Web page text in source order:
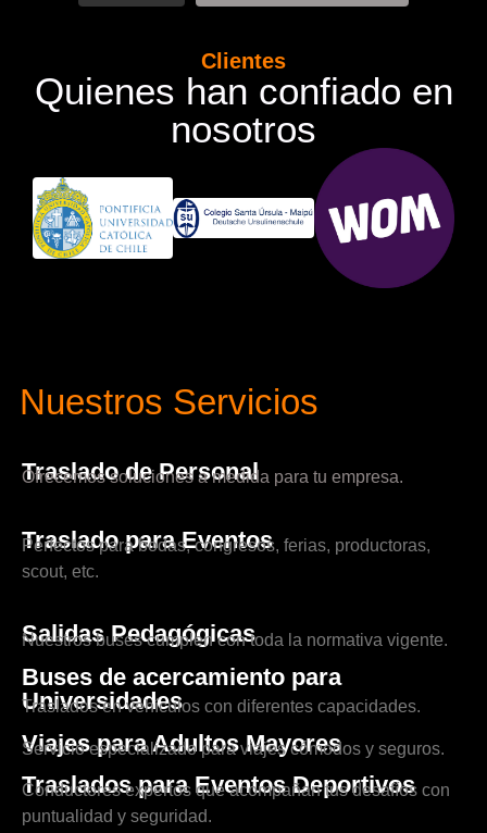
Clientes
Quienes han confiado en
nosotros
Nuestros Servicios
Traslado de Personal
Ofrecemos soluciones a medida para tu empresa.
Traslado para Eventos
Perfectos para bodas, congresos, ferias, productoras,
scout, etc.
Salidas Pedagógicas
Nuestros buses cumplen con toda la normativa vigente.
Buses de acercamiento para
Universidades
Traslados en vehículos con diferentes capacidades.
Viajes para Adultos Mayores
Servicio especializado para viajes cómodos y seguros.
Traslados para Eventos Deportivos
Conductores expertos que acompañan tus desafíos con
puntualidad y seguridad.